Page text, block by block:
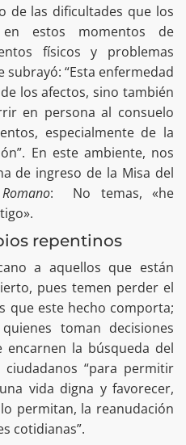
de las dificultades que los
estos momentos de
físicos y problemas
subrayó: “Esta enfermedad
los afectos, sino también
en persona al consuelo
especialmente de la
En este ambiente, nos
de ingreso de la Misa del
: No temas, «he
repentinos
a aquellos que están
pues temen perder el
que este hecho comporta;
toman decisiones
la búsqueda del
“para permitir
vida digna y favorecer,
permitan, la reanudación
cotidianas”.